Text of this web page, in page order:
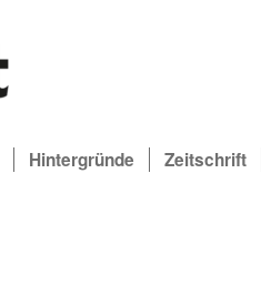
Hintergründe Zeitschrift